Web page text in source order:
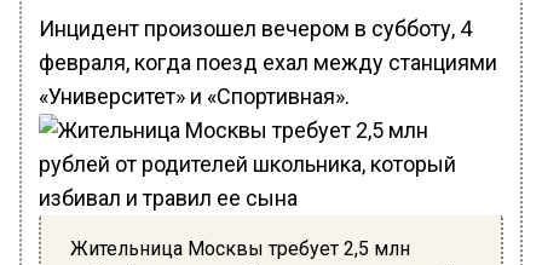
Инцидент произошел вечером в субботу, 4
февраля, когда поезд ехал между станциями
«Университет» и «Спортивная».
Жительница Москвы требует 2,5 млн